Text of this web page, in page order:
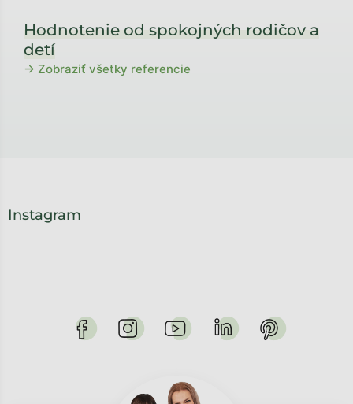
Hodnotenie od spokojných rodičov a
detí
→ Zobraziť všetky referencie
Instagram